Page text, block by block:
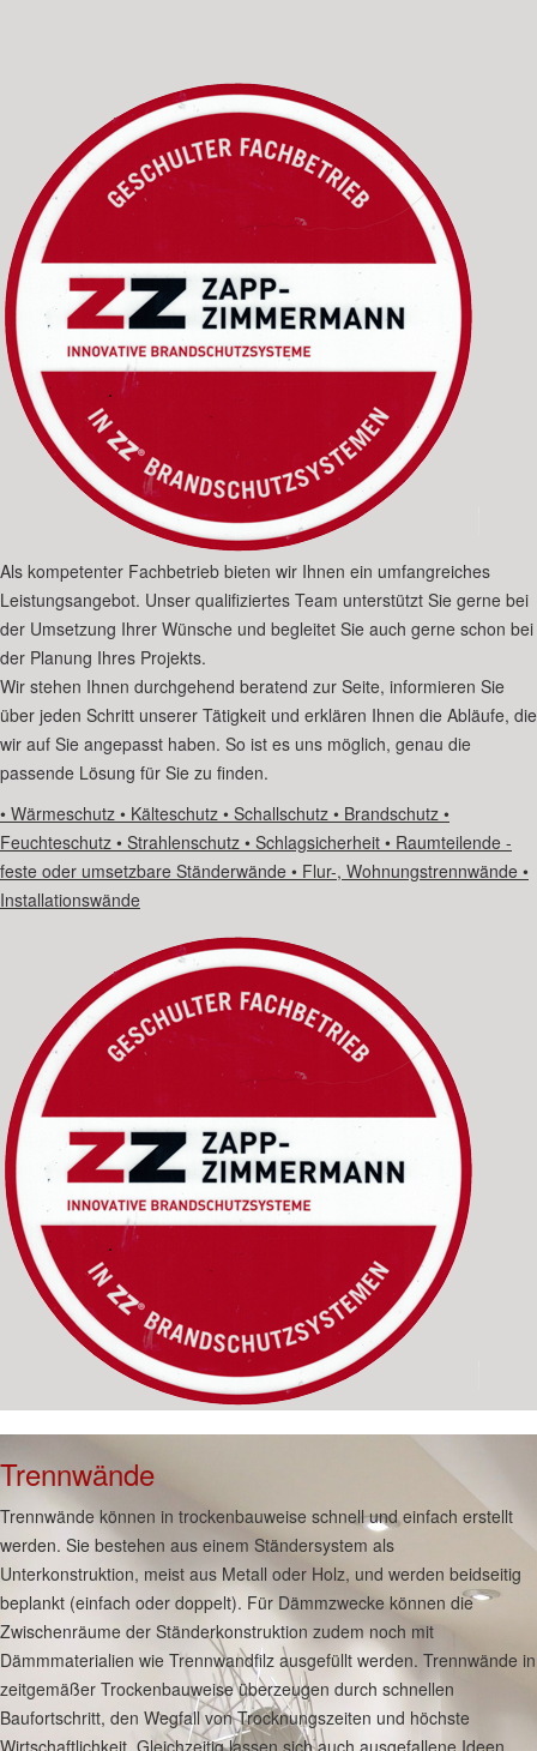
Als kompetenter Fachbetrieb bieten wir Ihnen ein umfangreiches
Leistungsangebot. Unser qualifiziertes Team unterstützt Sie gerne bei
der Umsetzung Ihrer Wünsche und begleitet Sie auch gerne schon bei
der Planung Ihres Projekts.
Wir stehen Ihnen durchgehend beratend zur Seite, informieren Sie
über jeden Schritt unserer Tätigkeit und erklären Ihnen die Abläufe, die
wir auf Sie angepasst haben. So ist es uns möglich, genau die
passende Lösung für Sie zu finden.
• Wärmeschutz • Kälteschutz • Schallschutz • Brandschutz •
Feuchteschutz • Strahlenschutz • Schlagsicherheit • Raumteilende -
feste oder umsetzbare Ständerwände • Flur-, Wohnungstrennwände •
Installationswände
Trennwände
Trennwände können in trockenbauweise schnell und einfach erstellt
werden. Sie bestehen aus einem Ständersystem als
Unterkonstruktion, meist aus Metall oder Holz, und werden beidseitig
beplankt (einfach oder doppelt). Für Dämmzwecke können die
Zwischenräume der Ständerkonstruktion zudem noch mit
Dämmmaterialien wie Trennwandfilz ausgefüllt werden. Trennwände in
zeitgemäßer Trockenbauweise überzeugen durch schnellen
Baufortschritt, den Wegfall von Trocknungszeiten und höchste
Wirtschaftlichkeit. Gleichzeitig lassen sich auch ausgefallene Ideen,